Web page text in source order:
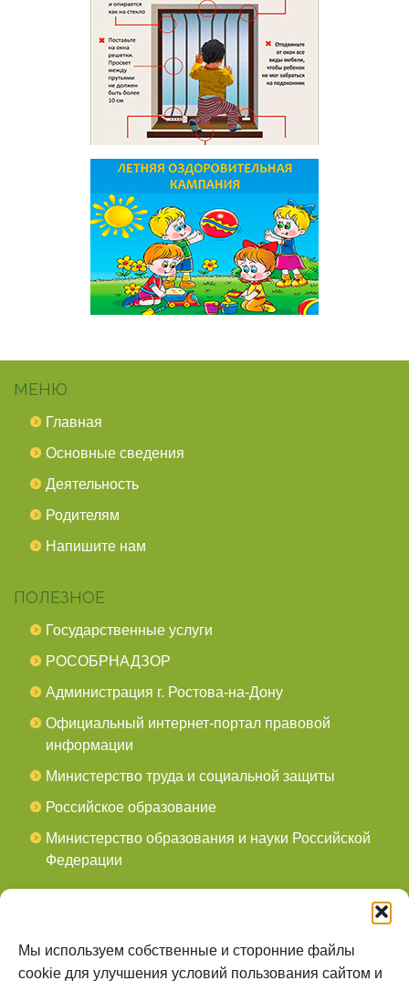
Мы используем собственные и сторонние файлы
cookie для улучшения условий пользования сайтом и
МЕНЮ
Главная
Основные сведения
Деятельность
Родителям
Напишите нам
ПОЛЕЗНОЕ
Государственные услуги
РОСОБРНАДЗОР
Администрация г. Ростова-на-Дону
Официальный интернет-портал правовой
информации
Министерство труда и социальной защиты
Российское образование
Министерство образования и науки Российской
Федерации
мы в Контакте